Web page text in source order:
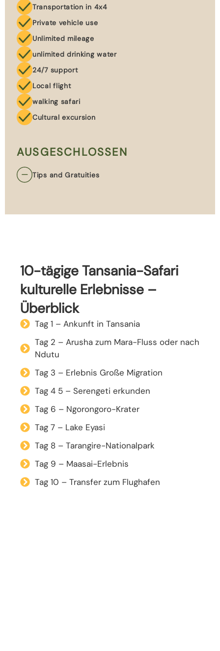
Transportation in 4x4
Private vehicle use
Unlimited mileage
unlimited drinking water
24/7 support
Local flight
walking safari
Cultural excursion
AUSGESCHLOSSEN
Tips and Gratuities
10-tägige Tansania-Safari
kulturelle Erlebnisse –
Überblick
Tag 1 – Ankunft in Tansania
Tag 2 – Arusha zum Mara-Fluss oder nach
Ndutu
Tag 3 – Erlebnis Große Migration
Tag 4 5 – Serengeti erkunden
Tag 6 – Ngorongoro-Krater
Tag 7 – Lake Eyasi
Tag 8 – Tarangire-Nationalpark
Tag 9 – Maasai-Erlebnis
Tag 10 – Transfer zum Flughafen